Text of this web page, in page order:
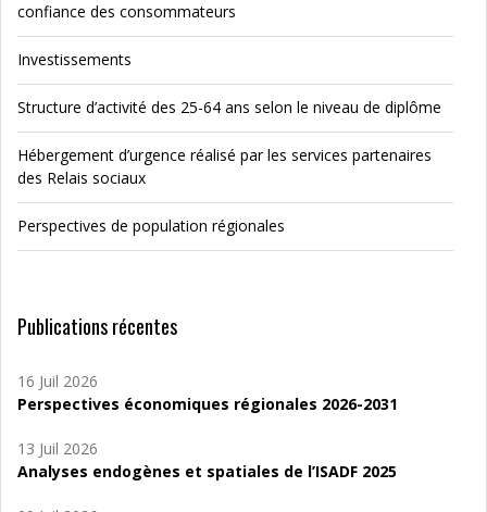
confiance des consommateurs
Investissements
Structure d’activité des 25-64 ans selon le niveau de diplôme
Hébergement d’urgence réalisé par les services partenaires
des Relais sociaux
Perspectives de population régionales
Publications récentes
16 Juil 2026
Perspectives économiques régionales 2026-2031
13 Juil 2026
Analyses endogènes et spatiales de l’ISADF 2025